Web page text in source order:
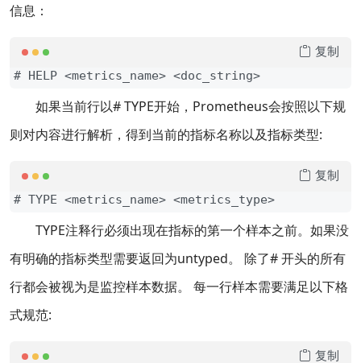
信息：
# HELP <metrics_name> <doc_string>
复制
如果当前行以# TYPE开始，Prometheus会按照以下规
则对内容进行解析，得到当前的指标名称以及指标类型:
# TYPE <metrics_name> <metrics_type>
复制
TYPE注释行必须出现在指标的第一个样本之前。如果没
有明确的指标类型需要返回为untyped。 除了# 开头的所有
行都会被视为是监控样本数据。 每一行样本需要满足以下格
式规范:
复制